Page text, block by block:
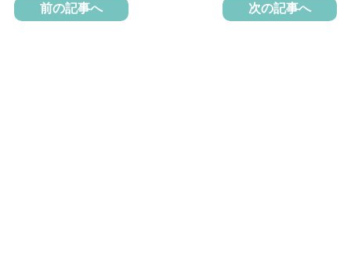
前の記事へ 次の記事へ